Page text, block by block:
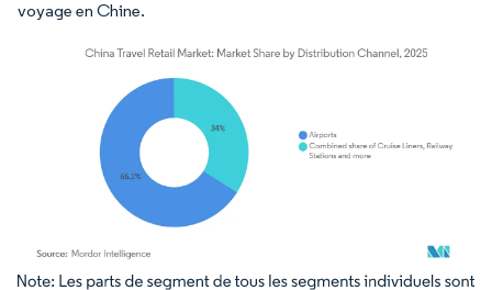
voyage en Chine.